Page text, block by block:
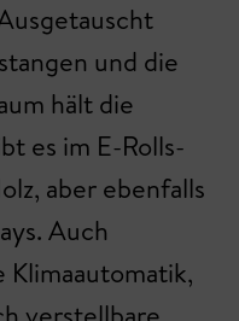
und die
hält die
es im E-Rolls-
aber ebenfalls
Auch
Klimaautomatik,